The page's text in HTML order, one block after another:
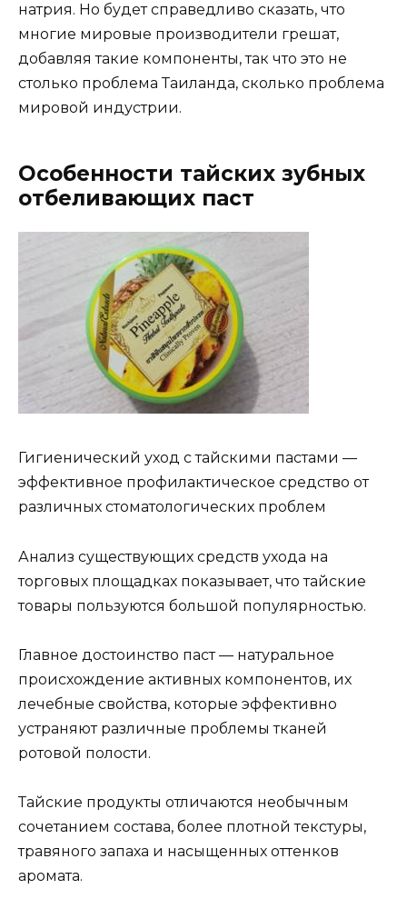
натрия. Но будет справедливо сказать, что
многие мировые производители грешат,
добавляя такие компоненты, так что это не
столько проблема Таиланда, сколько проблема
мировой индустрии.
Особенности тайских зубных
отбеливающих паст
Гигиенический уход с тайскими пастами —
эффективное профилактическое средство от
различных стоматологических проблем
Анализ существующих средств ухода на
торговых площадках показывает, что тайские
товары пользуются большой популярностью.
Главное достоинство паст — натуральное
происхождение активных компонентов, их
лечебные свойства, которые эффективно
устраняют различные проблемы тканей
ротовой полости.
Тайские продукты отличаются необычным
сочетанием состава, более плотной текстуры,
травяного запаха и насыщенных оттенков
аромата.